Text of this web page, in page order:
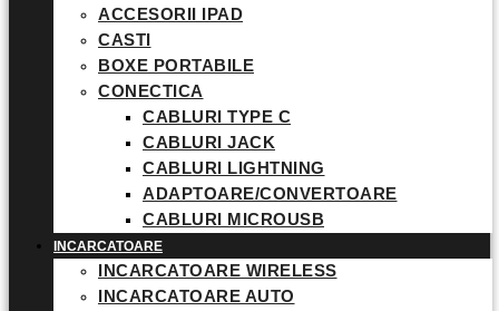
ACCESORII IPAD
CASTI
BOXE PORTABILE
CONECTICA
CABLURI TYPE C
CABLURI JACK
CABLURI LIGHTNING
ADAPTOARE/CONVERTOARE
CABLURI MICROUSB
INCARCATOARE
INCARCATOARE WIRELESS
INCARCATOARE AUTO